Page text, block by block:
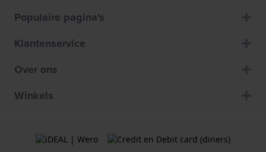
Populaire pagina's
Klantenservice
Over ons
Winkels